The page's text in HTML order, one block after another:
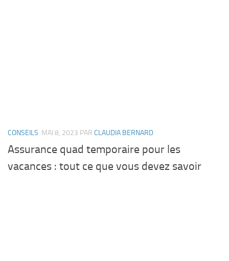
CONSEILS MAI 8, 2023 PAR CLAUDIA BERNARD
Assurance quad temporaire pour les
vacances : tout ce que vous devez savoir